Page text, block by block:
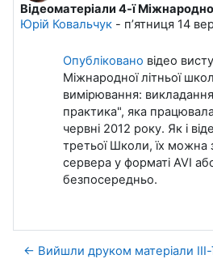
Відеоматеріали 4-ї
Юрій Ковальчук - пʼятниця 14
Кількість відповідей: 0
Опубліковано відео
Міжнародної літньої
вимірювання:
практика", яка
червні 2012 року. Як і
третьої Школи, їх можна
сервера у форматі AVI
безпосередньо.
← Вийшли друком матеріали